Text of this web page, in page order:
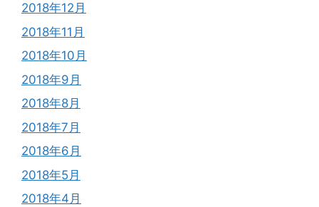
2018年12月
2018年11月
2018年10月
2018年9月
2018年8月
2018年7月
2018年6月
2018年5月
2018年4月